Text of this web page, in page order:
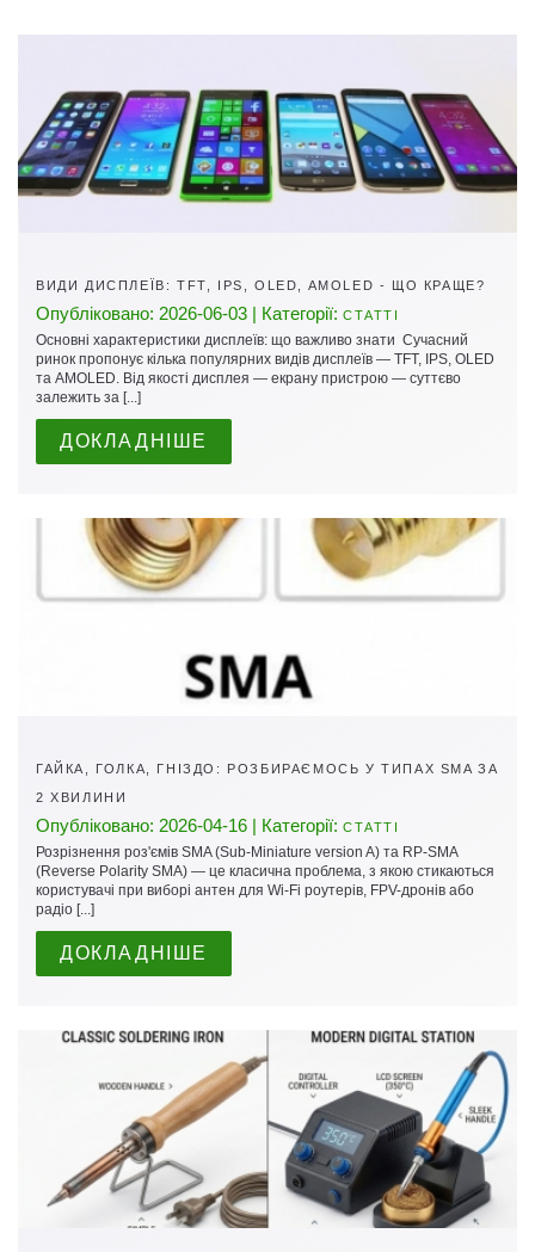
ВИДИ ДИСПЛЕЇВ: TFT, IPS, OLED, AMOLED - ЩО КРАЩЕ?
Опубліковано: 2026-06-03 | Категорії: СТАТТІ
Основні характеристики дисплеїв: що важливо знати Сучасний
ринок пропонує кілька популярних видів дисплеїв — TFT, IPS, OLED
та AMOLED. Від якості дисплея — екрану пристрою — суттєво
залежить за [...]
ДОКЛАДНІШЕ
ГАЙКА, ГОЛКА, ГНІЗДО: РОЗБИРАЄМОСЬ У ТИПАХ SMA ЗА
2 ХВИЛИНИ
Опубліковано: 2026-04-16 | Категорії: СТАТТІ
Розрізнення роз'ємів SMA (Sub-Miniature version A) та RP-SMA
(Reverse Polarity SMA) — це класична проблема, з якою стикаються
користувачі при виборі антен для Wi-Fi роутерів, FPV-дронів або
радіо [...]
ДОКЛАДНІШЕ